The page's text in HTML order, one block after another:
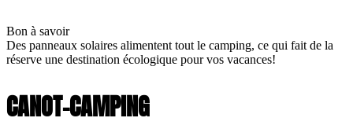
Bon à savoir
Des panneaux solaires alimentent tout le camping, ce qui fait de la
réserve une destination écologique pour vos vacances!
CANOT-CAMPING